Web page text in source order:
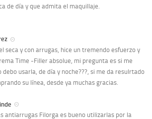
de día y que admita el maquillaje.
seca y con arrugas, hice un tremendo esfuerzo y
Time -Filler absolue, mi pregunta es si me
debo usarla, de día y noche???, si me da resulrtado
su línea, desde ya muchas gracias.
antiarrugas Filorga es bueno utilizarlas por la